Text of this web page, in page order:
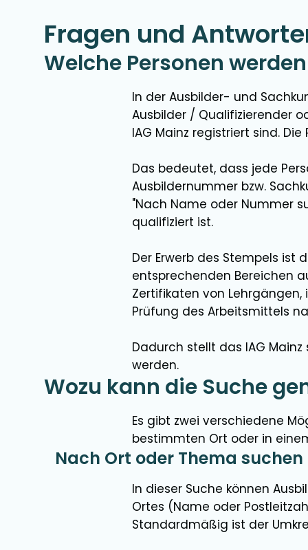
Fragen und
Welche Personen
In der Ausbilder- und
Ausbilder / Qualifizierender
IAG Mainz registriert sind.
Das bedeutet, dass jede
Ausbildernummer bzw.
"Nach Name oder Nummer
qualifiziert ist.
Der Erwerb des Stempels ist
entsprechenden Bereichen
Zertifikaten von
Prüfung des Arbeitsmittels
Dadurch stellt das IAG
werden.
Wozu kann die Suche
Es gibt zwei verschiedene
bestimmten Ort oder in
Nach Ort oder Thema suchen
In dieser Suche können
Ortes (Name oder
Standardmäßig ist der